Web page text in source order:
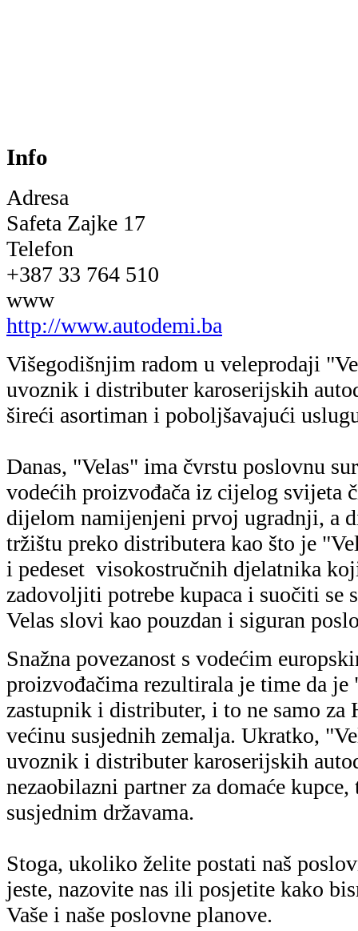
Info
Adresa
Safeta Zajke 17
Telefon
+387 33 764 510
www
http://www.autodemi.ba
Višegodišnjim radom u veleprodaji
uvoznik i distributer karoserijskih
šireći asortiman i poboljšavajući
Danas, "Velas" ima čvrstu poslovnu
vodećih proizvođača iz cijelog svijeta
dijelom namijenjeni prvoj ugradnji, a
tržištu preko distributera kao što je
i pedeset visokostručnih djelatnika
zadovoljiti potrebe kupaca i suočiti se
Velas slovi kao pouzdan i siguran
Snažna povezanost s vodećim
proizvođačima rezultirala je time da je
zastupnik i distributer, i to ne samo za
većinu susjednih zemalja. Ukratko,
uvoznik i distributer karoserijskih
nezaobilazni partner za domaće kupce,
susjednim državama.
Stoga, ukoliko želite postati naš
jeste, nazovite nas ili posjetite kako
Vaše i naše poslovne planove.